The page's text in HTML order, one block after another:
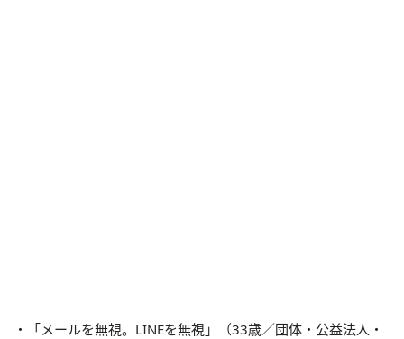
・「メールを無視。LINEを無視」（33歳／団体・公益法人・